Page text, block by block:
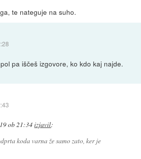
te nateguje na suho.
pa iščeš izgovore, ko kdo kaj najde.
ob 21:34izjavil:
koda varna že samo zato, ker je